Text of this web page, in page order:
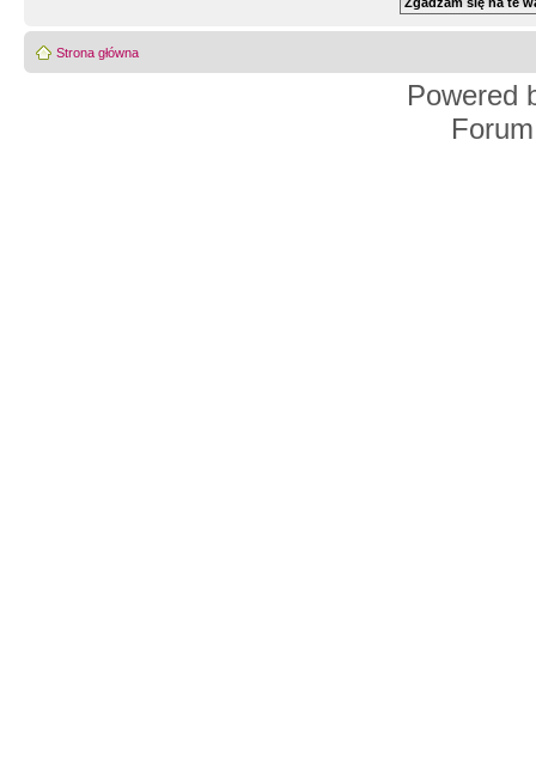
Strona główna
Powered